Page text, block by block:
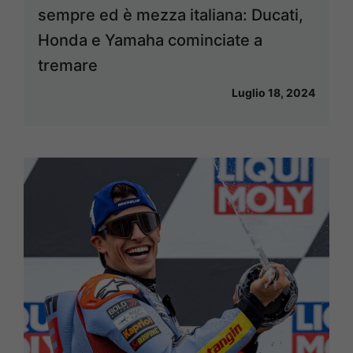
sempre ed è mezza italiana: Ducati,
Honda e Yamaha cominciate a
tremare
Luglio 18, 2024